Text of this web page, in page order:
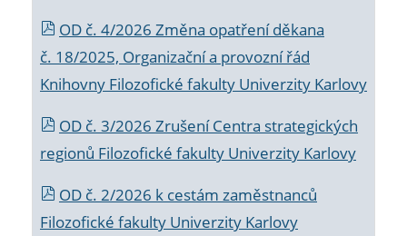
OD č. 4/2026 Změna opatření děkana
č. 18/2025, Organizační a provozní řád
Knihovny Filozofické fakulty Univerzity Karlovy
OD č. 3/2026 Zrušení Centra strategických
regionů Filozofické fakulty Univerzity Karlovy
OD č. 2/2026 k cestám zaměstnanců
Filozofické fakulty Univerzity Karlovy